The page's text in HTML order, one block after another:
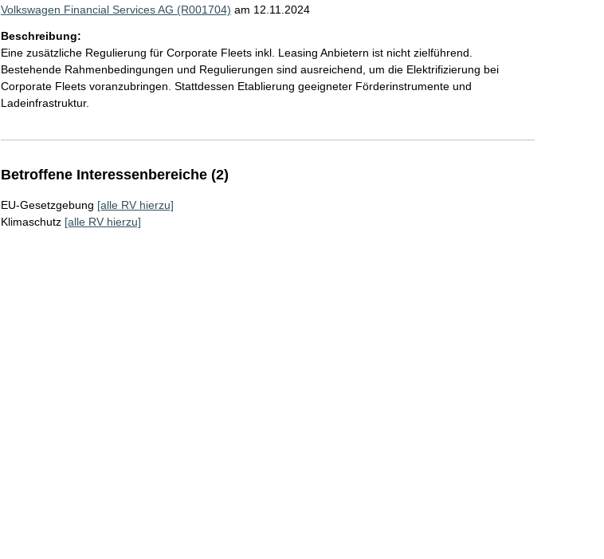
Volkswagen Financial Services AG (R001704) am 12.11.2024
Beschreibung:
Eine zusätzliche Regulierung für Corporate Fleets inkl. Leasing Anbietern ist nicht zielführend.
Bestehende Rahmenbedingungen und Regulierungen sind ausreichend, um die Elektrifizierung bei
Corporate Fleets voranzubringen. Stattdessen Etablierung geeigneter Förderinstrumente und
Ladeinfrastruktur.
Betroffene Interessenbereiche (2)
EU-Gesetzgebung [alle RV hierzu]
Klimaschutz [alle RV hierzu]